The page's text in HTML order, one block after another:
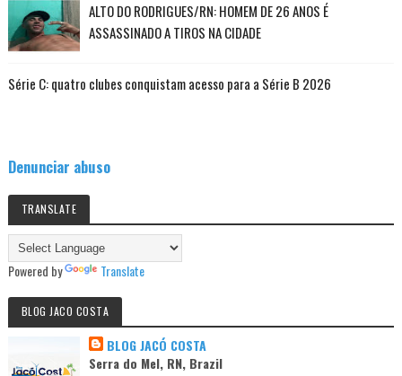
ALTO DO RODRIGUES/RN: HOMEM DE 26 ANOS É
ASSASSINADO A TIROS NA CIDADE
Série C: quatro clubes conquistam acesso para a Série B 2026
Denunciar abuso
TRANSLATE
Powered by Translate
BLOG JACO COSTA
BLOG JACÓ COSTA
Serra do Mel, RN, Brazil